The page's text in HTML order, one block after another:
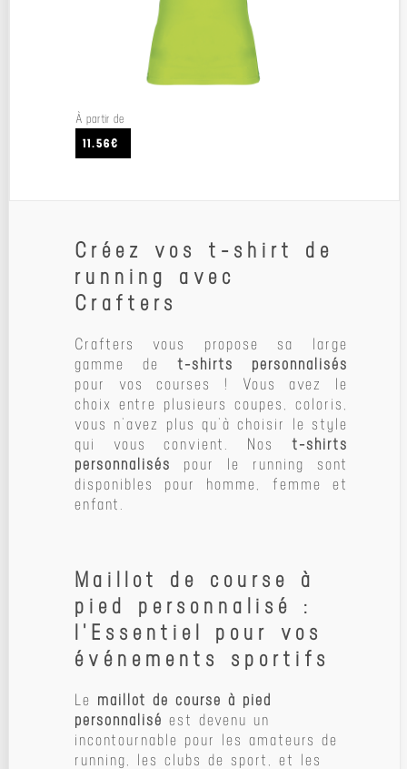
À partir de
11.56€
Créez vos t-shirt de
running avec
Crafters
Crafters vous propose sa large
gamme de t-shirts personnalisés
pour vos courses ! Vous avez le
choix entre plusieurs coupes, coloris,
vous n’avez plus qu’à choisir le style
qui vous convient. Nos t-shirts
personnalisés pour le running sont
disponibles pour homme, femme et
enfant.
Maillot de course à
pied personnalisé :
l'Essentiel pour vos
événements sportifs
Le maillot de course à pied
personnalisé est devenu un
incontournable pour les amateurs de
running, les clubs de sport, et les